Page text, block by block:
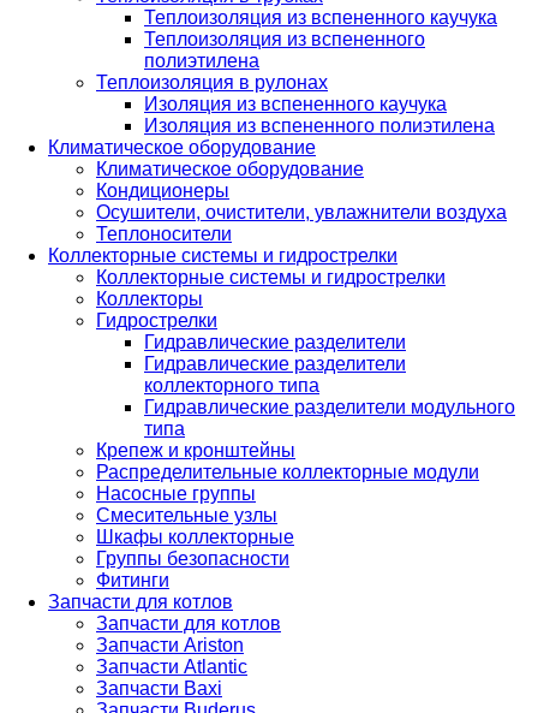
Теплоизоляция из вспененного каучука
Теплоизоляция из вспененного
полиэтилена
Теплоизоляция в рулонах
Изоляция из вспененного каучука
Изоляция из вспененного полиэтилена
Климатическое оборудование
Климатическое оборудование
Кондиционеры
Осушители, очистители, увлажнители воздуха
Теплоносители
Коллекторные системы и гидрострелки
Коллекторные системы и гидрострелки
Коллекторы
Гидрострелки
Гидравлические разделители
Гидравлические разделители
коллекторного типа
Гидравлические разделители модульного
типа
Крепеж и кронштейны
Распределительные коллекторные модули
Насосные группы
Смесительные узлы
Шкафы коллекторные
Группы безопасности
Фитинги
Запчасти для котлов
Запчасти для котлов
Запчасти Ariston
Запчасти Atlantic
Запчасти Baxi